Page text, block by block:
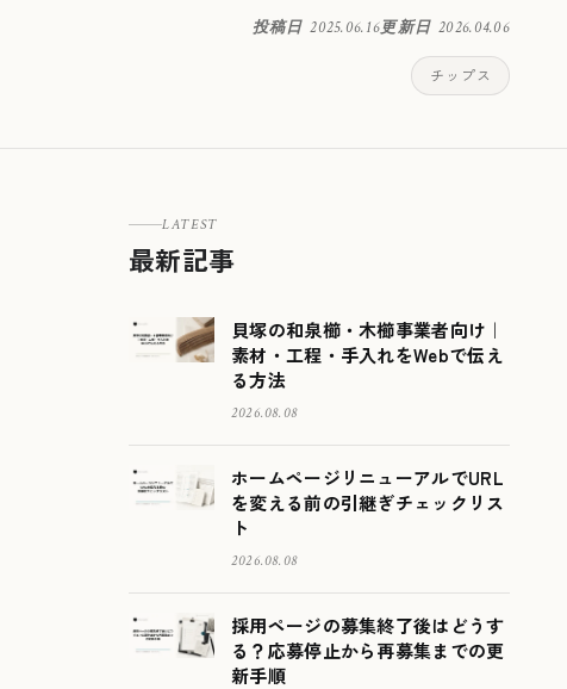
投稿日 2025.06.16更新日 2026.04.06
チップス
LATEST
最新記事
貝塚の和泉櫛・木櫛事業者向け｜
素材・工程・手入れをWebで伝え
る方法
2026.08.08
ホームページリニューアルでURL
を変える前の引継ぎチェックリス
ト
2026.08.08
採用ページの募集終了後はどうす
る？応募停止から再募集までの更
新手順